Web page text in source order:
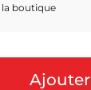
boutique
Ajouter